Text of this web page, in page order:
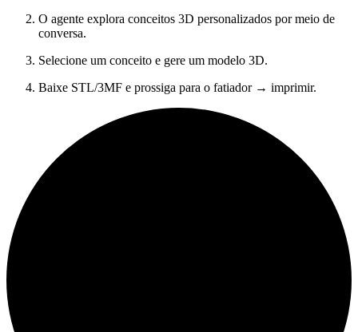
O agente explora conceitos 3D personalizados por meio de
conversa.
Selecione um conceito e gere um modelo 3D.
Baixe STL/3MF e prossiga para o fatiador → imprimir.